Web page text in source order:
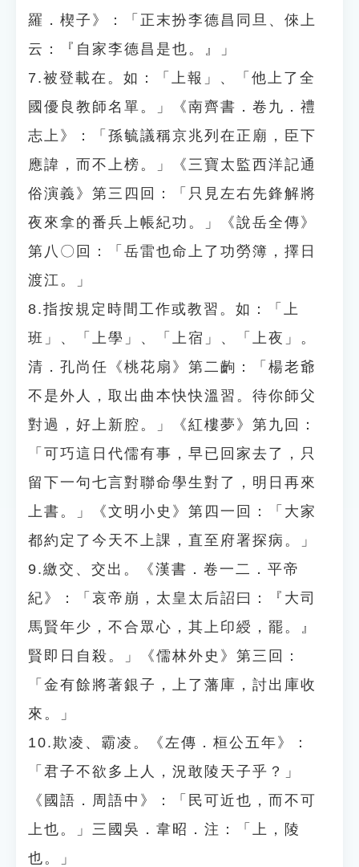
羅．楔子》：「正末扮李德昌同旦、倈上
云：『自家李德昌是也。』」
7.被登載在。如：「上報」、「他上了全
國優良教師名單。」《南齊書．卷九．禮
志上》：「孫毓議稱京兆列在正廟，臣下
應諱，而不上榜。」《三寶太監西洋記通
俗演義》第三四回：「只見左右先鋒解將
夜來拿的番兵上帳紀功。」《說岳全傳》
第八〇回：「岳雷也命上了功勞簿，擇日
渡江。」
8.指按規定時間工作或教習。如：「上
班」、「上學」、「上宿」、「上夜」。
清．孔尚任《桃花扇》第二齣：「楊老爺
不是外人，取出曲本快快溫習。待你師父
對過，好上新腔。」《紅樓夢》第九回：
「可巧這日代儒有事，早已回家去了，只
留下一句七言對聯命學生對了，明日再來
上書。」《文明小史》第四一回：「大家
都約定了今天不上課，直至府署探病。」
9.繳交、交出。《漢書．卷一二．平帝
紀》：「哀帝崩，太皇太后詔曰：『大司
馬賢年少，不合眾心，其上印綬，罷。』
賢即日自殺。」《儒林外史》第三回：
「金有餘將著銀子，上了藩庫，討出庫收
來。」
10.欺凌、霸凌。《左傳．桓公五年》：
「君子不欲多上人，況敢陵天子乎？」
《國語．周語中》：「民可近也，而不可
上也。」三國吳．韋昭．注：「上，陵
也。」